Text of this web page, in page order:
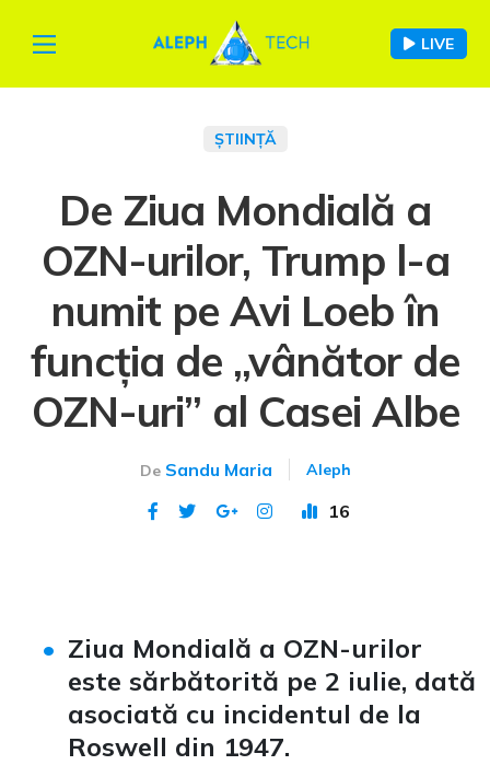
LIVE
ȘTIINȚĂ
De Ziua Mondială a
OZN-urilor, Trump l-a
numit pe Avi Loeb în
funcția de „vânător de
OZN-uri” al Casei Albe
De Sandu Maria Aleph
16
Ziua Mondială a OZN-urilor
este sărbătorită pe 2 iulie, dată
asociată cu incidentul de la
Roswell din 1947.